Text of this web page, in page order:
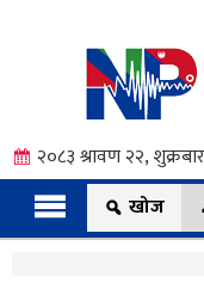
२०८३ श्रावण २२, शुक्रबार
खोज